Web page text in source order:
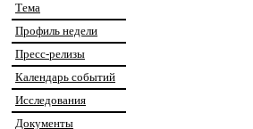
Тема
Профиль недели
Пресс-релизы
Календарь событий
Исследования
Документы